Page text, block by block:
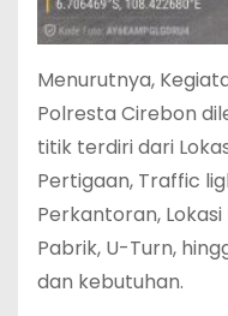
Menurutnya,
Polresta Cirebon
titik terdiri dari
Pertigaan, Traffic
Perkantoran, Lokasi
Pabrik, U-Turn,
dan kebutuhan.